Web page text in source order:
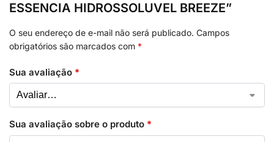
ESSENCIA HIDROSSOLUVEL BREEZE”
O seu endereço de e-mail não será publicado. Campos
obrigatórios são marcados com *
Sua avaliação *
Sua avaliação sobre o produto *